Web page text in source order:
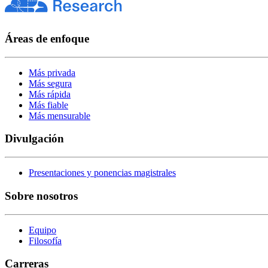
Áreas de enfoque
Más privada
Más segura
Más rápida
Más fiable
Más mensurable
Divulgación
Presentaciones y ponencias magistrales
Sobre nosotros
Equipo
Filosofía
Carreras